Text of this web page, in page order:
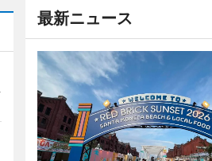
最新ニュース